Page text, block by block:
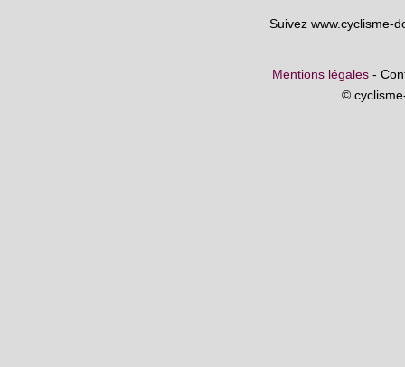
Suivez www.cyclisme-
Mentions légales-
©